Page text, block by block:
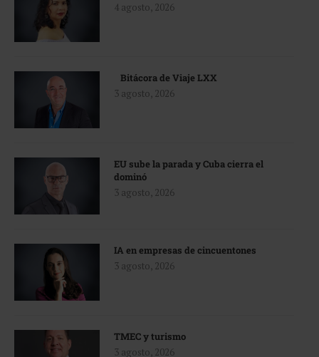
4 agosto, 2026
Bitácora de Viaje LXX
3 agosto, 2026
EU sube la parada y Cuba cierra el
dominó
3 agosto, 2026
IA en empresas de cincuentones
3 agosto, 2026
TMEC y turismo
3 agosto, 2026